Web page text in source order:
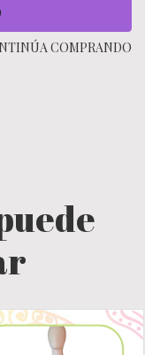
COMPRANDO